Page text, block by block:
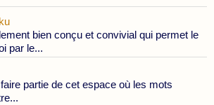
bien conçu et convivial qui permet le
par le...
partie de cet espace où les mots